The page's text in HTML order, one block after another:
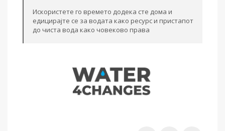
Искористете го времето додека сте дома и
едицирајте се за водата како ресурс и пристапот
до чиста вода како човеково права